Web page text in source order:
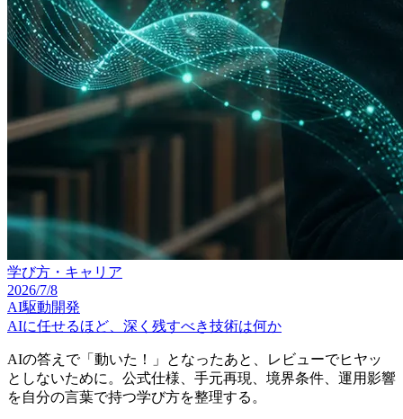
学び方・キャリア
2026/7/8
AI駆動開発
AIに任せるほど、深く残すべき技術は何か
AIの答えで「動いた！」となったあと、レビューでヒヤッ
としないために。公式仕様、手元再現、境界条件、運用影響
を自分の言葉で持つ学び方を整理する。